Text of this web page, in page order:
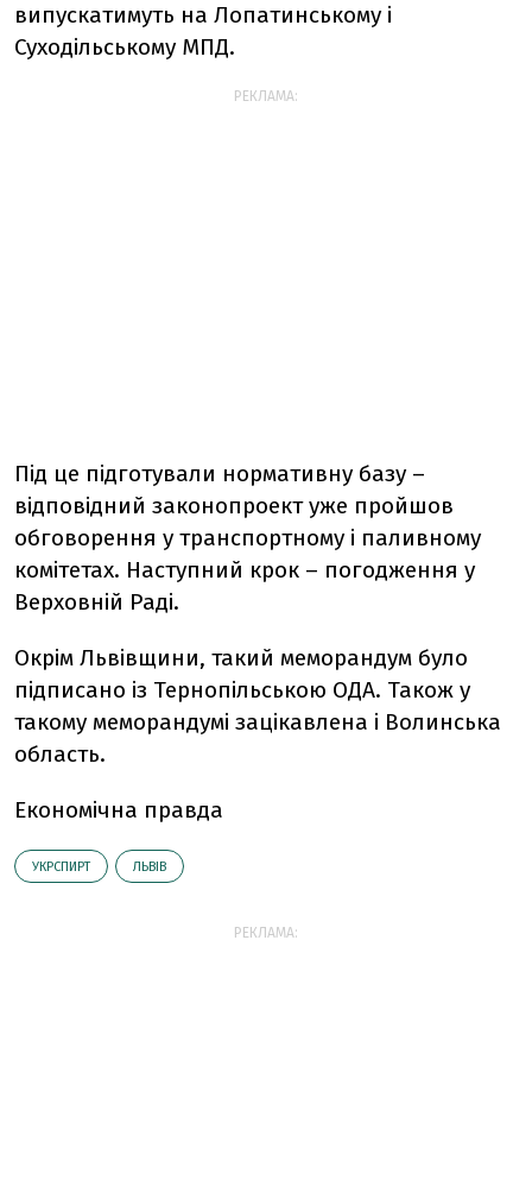
випускатимуть на Лопатинському і
Суходільському МПД.
РЕКЛАМА:
Під це підготували нормативну базу –
відповідний законопроект уже пройшов
обговорення у транспортному і паливному
комітетах. Наступний крок – погодження у
Верховній Раді.
Окрім Львівщини, такий меморандум було
підписано із Тернопільською ОДА. Також у
такому меморандумі зацікавлена і Волинська
область.
Економічна правда
УКРСПИРТ ЛЬВІВ
РЕКЛАМА: